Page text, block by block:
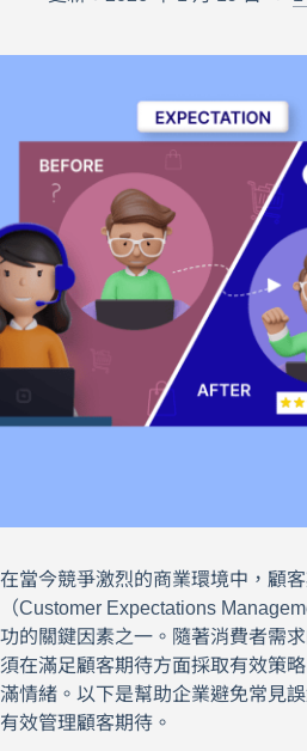
在當今競爭激烈的商業環境中，顧
（Customer Expectations
功的關鍵因素之一。隨著消費者需
須在滿足顧客期待方面採取有效策
滿情緒。以下是幫助企業避免常見
有效管理顧客期待。